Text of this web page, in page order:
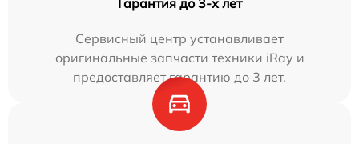
Сервисный центр устанавливает
оригинальные запчасти техники iRay и
предоставляет гарантию до 3 лет.